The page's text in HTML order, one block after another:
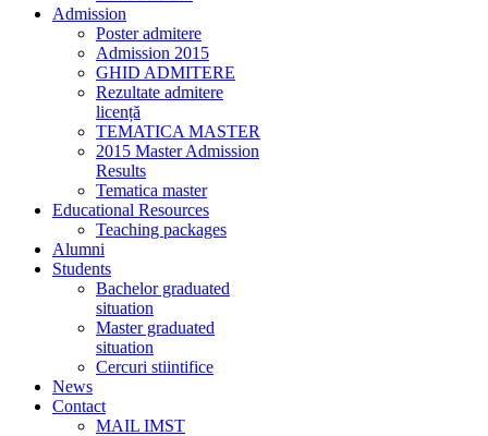
Admission
Poster admitere
Admission 2015
GHID ADMITERE
Rezultate admitere
licență
TEMATICA MASTER
2015 Master Admission
Results
Tematica master
Educational Resources
Teaching packages
Alumni
Students
Bachelor graduated
situation
Master graduated
situation
Cercuri stiintifice
News
Contact
MAIL IMST